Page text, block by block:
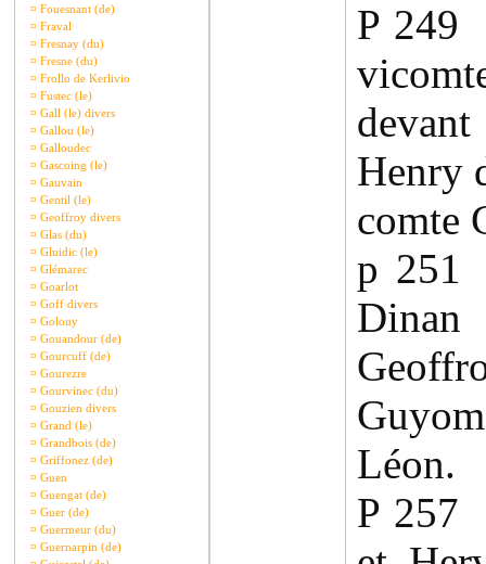
¤ Fouesnant (de)
¤ Fraval
¤ Fresnay (du)
¤ Fresne (du)
¤ Frollo de Kerlivio
¤ Fustec (le)
¤ Gall (le) divers
¤ Gallou (le)
¤ Galloudec
¤ Gascoing (le)
¤ Gauvain
¤ Gentil (le)
¤ Geoffroy divers
¤ Glas (du)
¤ Gluidic (le)
¤ Glémarec
¤ Goarlot
¤ Goff divers
¤ Golouy
¤ Gouandour (de)
¤ Gourcuff (de)
¤ Gourezre
¤ Gourvinec (du)
¤ Gouzien divers
¤ Grand (le)
¤ Grandbois (de)
¤ Griffonez (de)
¤ Guen
¤ Guengat (de)
¤ Guer (de)
¤ Guermeur (du)
¤ Guernarpin (de)
P 249
Henry
comte
p 251
Léon.
P 257